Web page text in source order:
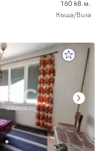
160 кв.м.
Къща/Вила